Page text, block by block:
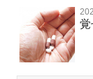
覚